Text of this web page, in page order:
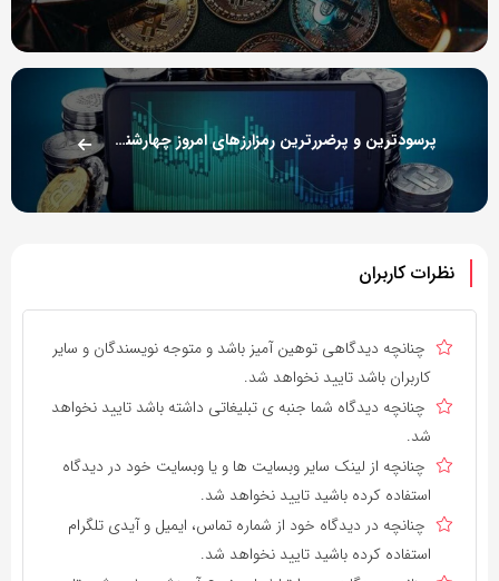
پرسودترین و پرضررترین رمزارزهای امروز چهارشنبه ۲۳ مهر ۱۴۰۴
نظرات کاربران
چنانچه دیدگاهی توهین آمیز باشد و متوجه نویسندگان و سایر
کاربران باشد تایید نخواهد شد.
چنانچه دیدگاه شما جنبه ی تبلیغاتی داشته باشد تایید نخواهد
شد.
چنانچه از لینک سایر وبسایت ها و یا وبسایت خود در دیدگاه
استفاده کرده باشید تایید نخواهد شد.
چنانچه در دیدگاه خود از شماره تماس، ایمیل و آیدی تلگرام
استفاده کرده باشید تایید نخواهد شد.